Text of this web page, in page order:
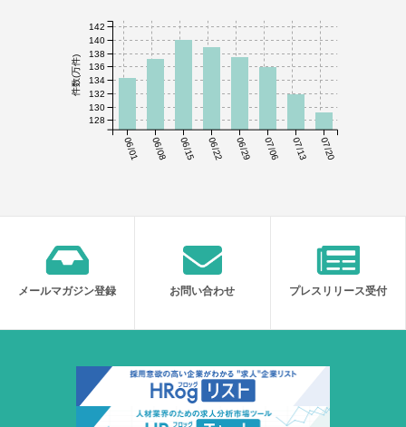
06/01 06/08 06/15 06/22 06/29 07/06 07/13 07/20
件数(万件)
128
130
132
134
136
138
140
142
メールマガジン登録 お問い合わせ プレスリリース受付